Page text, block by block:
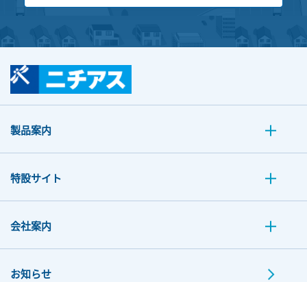
製品案内
特設サイト
会社案内
お知らせ